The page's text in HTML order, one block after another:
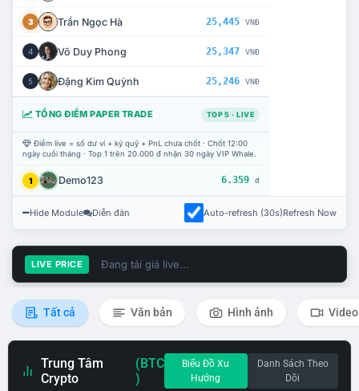
3 Trần Ngọc Hà 25,445 VNĐ
4 Võ Duy Phong 25,347 VNĐ
5 Đặng Kim Quỳnh 25,246 VNĐ
TỔNG ĐIỂM PAPER TRADE TOP 5 · LIVE
Điểm live = số dư ví + ký quỹ + PnL chưa chốt · Chốt 12:00
ngày cuối tháng · Top 1 trên 20.000 đ nhận 30 ngày VIP Whale.
1 Demo123 6.359 đ
Hide Module Diễn đàn Auto-refresh (30s)Refresh Now
LIVE PRICE Đang tải giá live...
Tất cả Văn bản Hình ảnh Video
Trung Tâm
Crypto
(BTC
)
Biểu Đồ Xu
Hướng
Danh Sách Theo
Dõi